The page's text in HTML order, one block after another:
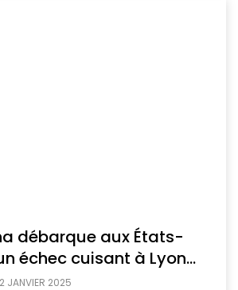
débarque aux États-
échec cuisant à Lyon…
JANVIER 2025